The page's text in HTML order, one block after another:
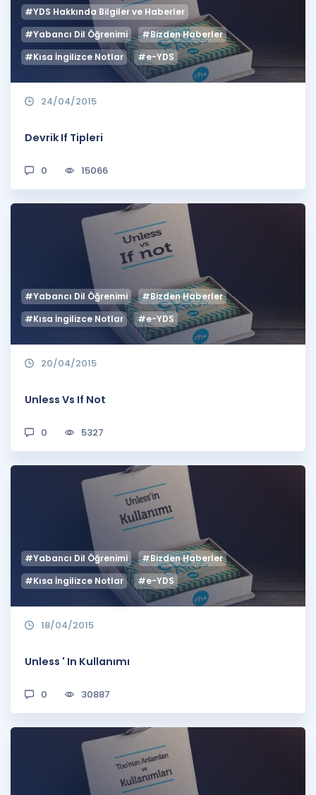
#YDS Hakkında Bilgiler ve Haberler
#Yabancı Dil Öğrenimi
#Bizden Haberler
#Kısa İngilizce Notlar
#e-YDS
24/04/2015
Devrik If Tipleri
0 15066
#Yabancı Dil Öğrenimi
#Bizden Haberler
#Kısa İngilizce Notlar
#e-YDS
20/04/2015
Unless Vs If Not
0 5327
#Yabancı Dil Öğrenimi
#Bizden Haberler
#Kısa İngilizce Notlar
#e-YDS
18/04/2015
Unless ' In Kullanımı
0 30887